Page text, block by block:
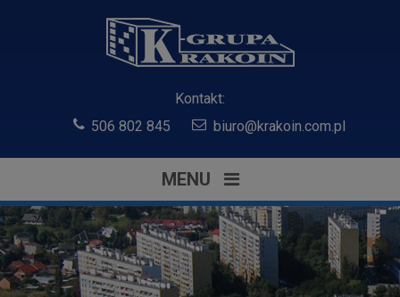
Kontakt:
506 802 845
biuro@krakoin.com.pl
MENU